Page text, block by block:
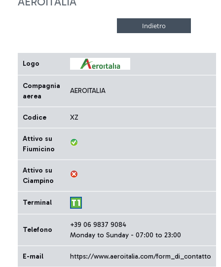
Logo
Compagnia
aerea
AEROITALIA
Codice XZ
Attivo su
Fiumicino
Attivo su
Ciampino
Terminal
Telefono
+39 06 9837 9084
Monday to Sunday - 07:00 to 23:00
E-mail https://www.aeroitalia.com/form_di_contatto